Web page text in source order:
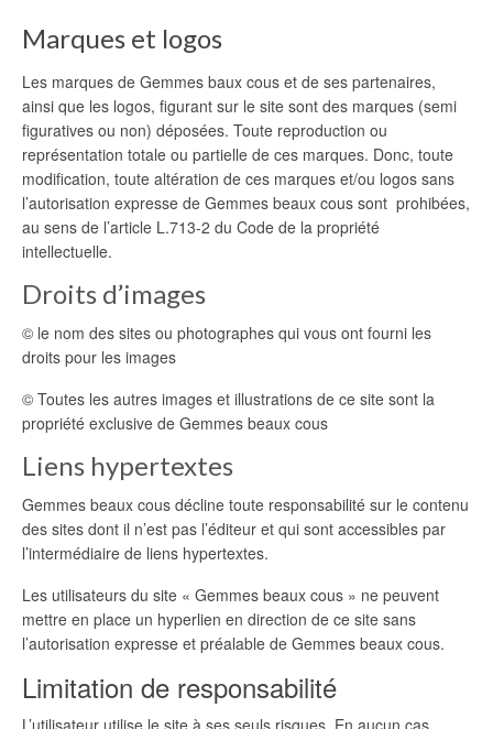
Marques et logos
Les marques de Gemmes baux cous et de ses partenaires,
ainsi que les logos, figurant sur le site sont des marques (semi
figuratives ou non) déposées. Toute reproduction ou
représentation totale ou partielle de ces marques. Donc, toute
modification, toute altération de ces marques et/ou logos sans
l’autorisation expresse de Gemmes beaux cous sont prohibées,
au sens de l’article L.713-2 du Code de la propriété
intellectuelle.
Droits d’images
© le nom des sites ou photographes qui vous ont fourni les
droits pour les images
© Toutes les autres images et illustrations de ce site sont la
propriété exclusive de Gemmes beaux cous
Liens hypertextes
Gemmes beaux cous décline toute responsabilité sur le contenu
des sites dont il n’est pas l’éditeur et qui sont accessibles par
l’intermédiaire de liens hypertextes.
Les utilisateurs du site « Gemmes beaux cous » ne peuvent
mettre en place un hyperlien en direction de ce site sans
l’autorisation expresse et préalable de Gemmes beaux cous.
Limitation de responsabilité